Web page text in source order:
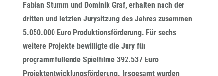
Fabian Stumm und Dominik Graf, erhalten nach der
dritten und letzten Jurysitzung des Jahres zusammen
5.050.000 Euro Produktionsförderung. Für sechs
weitere Projekte bewilligte die Jury für
programmfüllende Spielfilme 392.537 Euro
Projektentwicklungsförderung. Insgesamt wurden